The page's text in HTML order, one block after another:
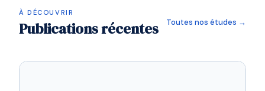
À DÉCOUVRIR
Publications récentes Toutes nos études →